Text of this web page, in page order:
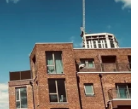
đoán của
Quốc có thể sẽ phản
Đông Nam Á đi